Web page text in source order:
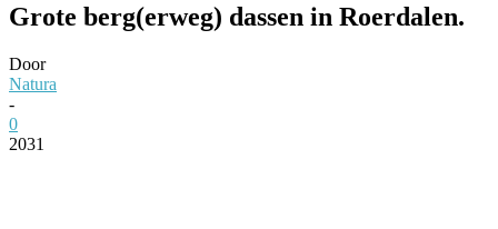
Grote berg(erweg) dassen in Roerdalen.
Door
Natura
-
0
2031